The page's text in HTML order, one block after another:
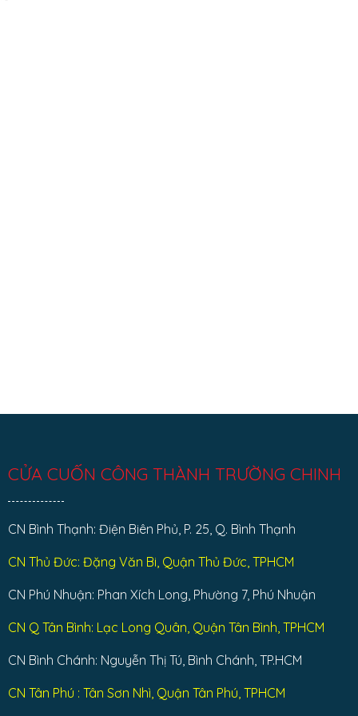
CỬA CUỐN CÔNG THÀNH TRƯỜNG CHINH
CN Bình Thạnh: Điện Biên Phủ, P. 25, Q. Bình Thạnh
CN Thủ Đức: Đặng Văn Bi, Quận Thủ Đức, TPHCM
CN Phú Nhuận: Phan Xích Long, Phường 7, Phú Nhuận
CN Q Tân Bình: Lạc Long Quân, Quận Tân Bình, TPHCM
CN Bình Chánh: Nguyễn Thị Tú, Bình Chánh, TP.HCM
CN Tân Phú : Tân Sơn Nhì, Quận Tân Phú, TPHCM